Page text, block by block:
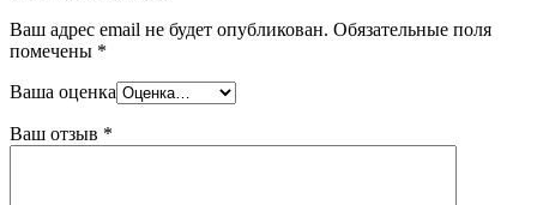
Ваш адрес email не будет опубликован. Обязательные поля
помечены *
Ваша оценка
Ваш отзыв *